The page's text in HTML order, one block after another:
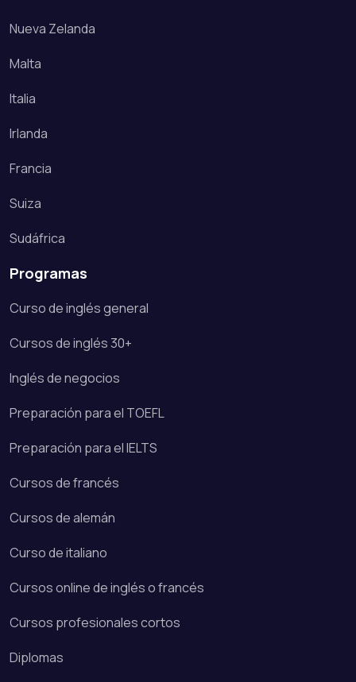
Nueva Zelanda
Malta
Italia
Irlanda
Francia
Suiza
Sudáfrica
Programas
Curso de inglés general
Cursos de inglés 30+
Inglés de negocios
Preparación para el TOEFL
Preparación para el IELTS
Cursos de francés
Cursos de alemán
Curso de italiano
Cursos online de inglés o francés
Cursos profesionales cortos
Diplomas